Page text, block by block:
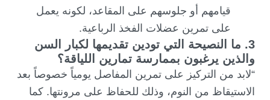
قيامهم أو جلوسهم على المقاعد، لكونه يعمل
على تمرين عضلات الفخذ الرباعية.
3. ما النصيحة التي تودين تقديمها لكبار السن
والذين يرغبون بممارسة تمارين اللياقة؟
“لابد من التركيز على تمرين المفاصل يومياً خصوصاً بعد
الاستيقاظ من النوم، وذلك للحفاظ على مرونتها. كما